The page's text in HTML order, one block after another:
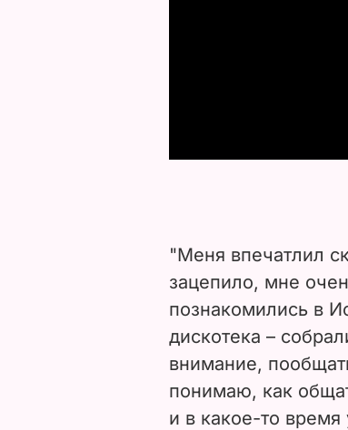
"Меня впечатлил
зацепило, мне
познакомились в
дискотека –
внимание,
понимаю, как
и в какое-то время